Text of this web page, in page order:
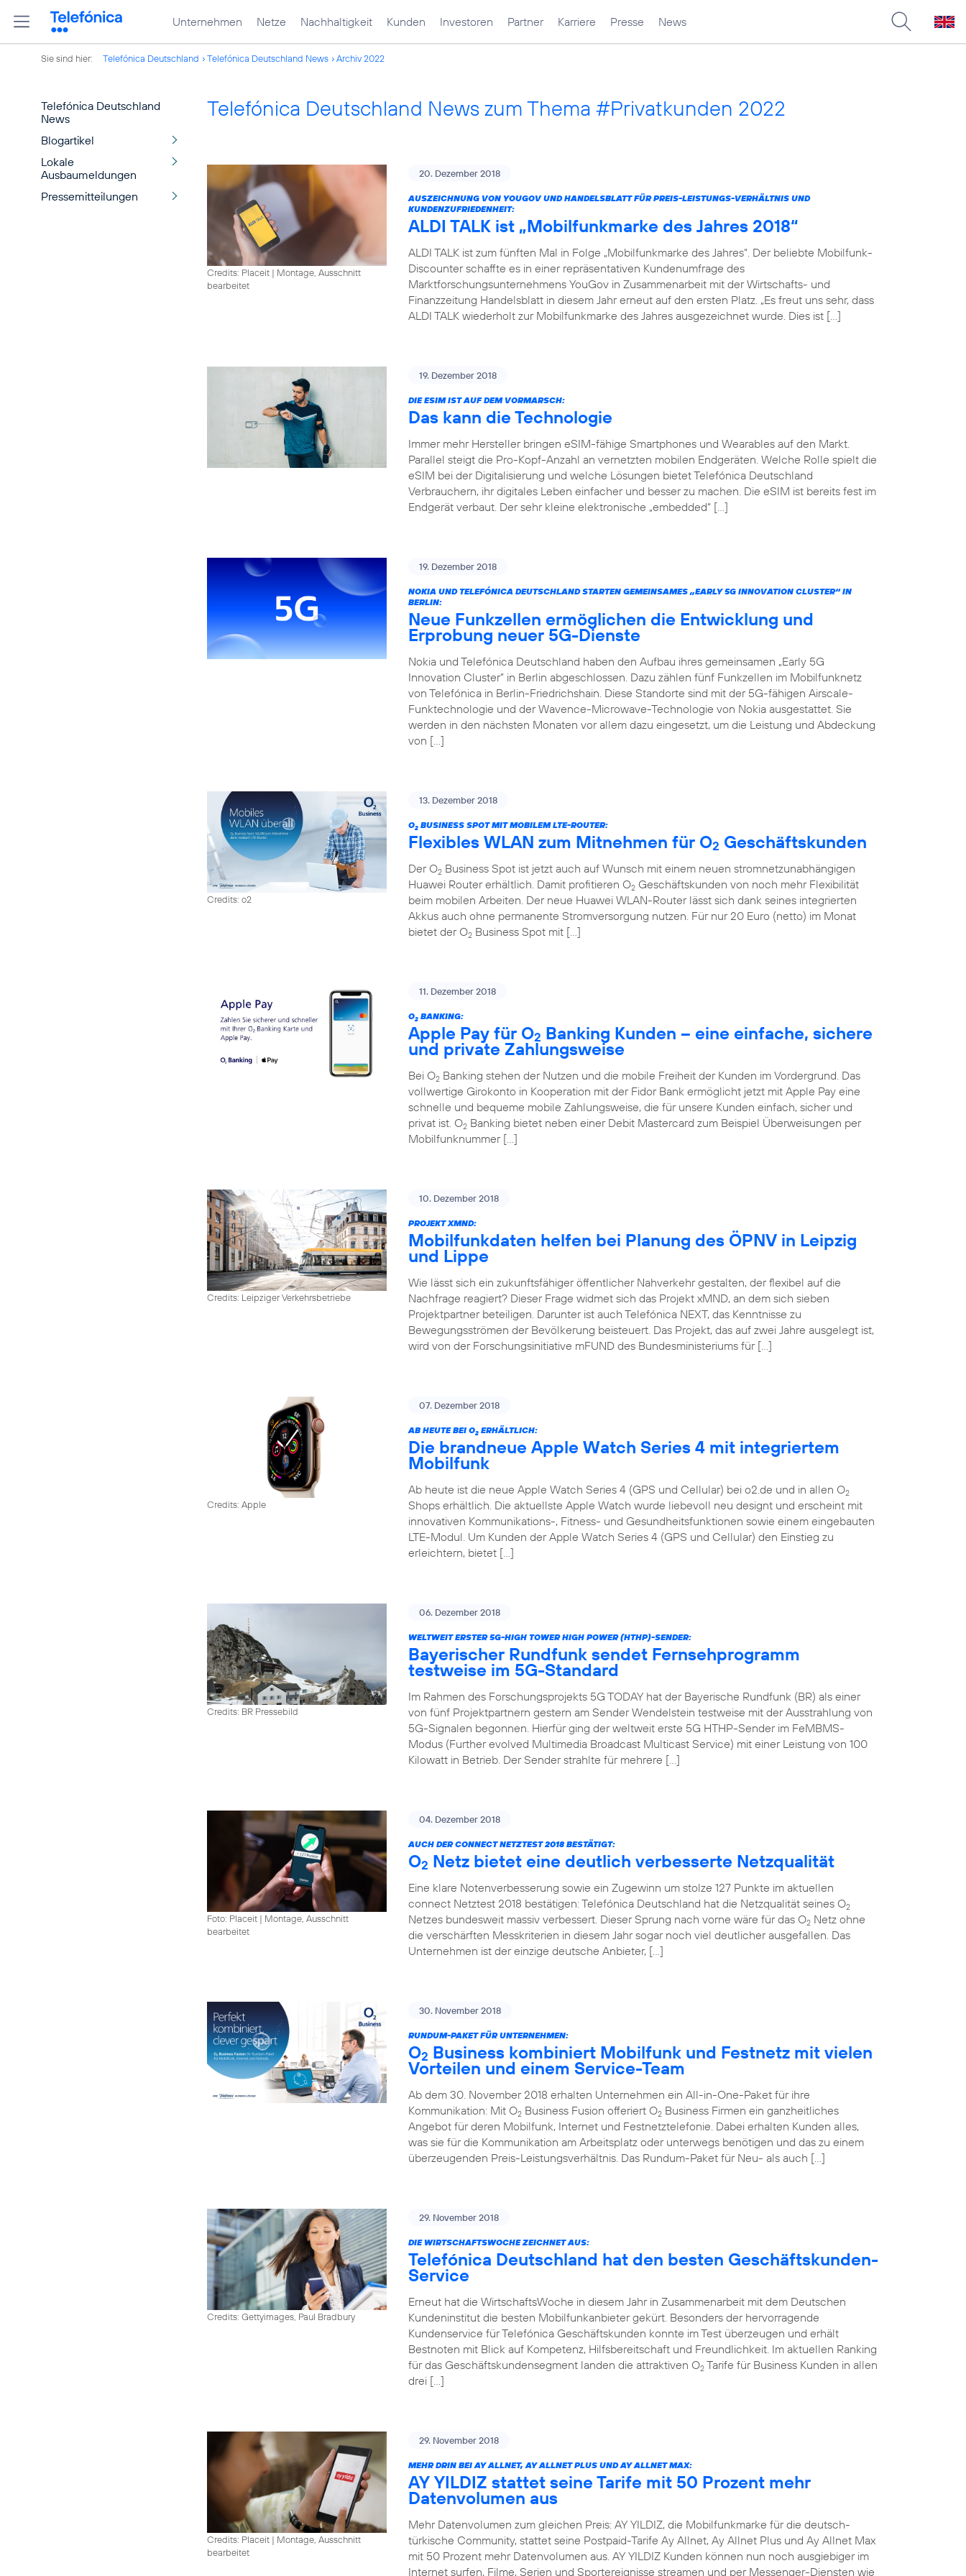
Unternehmen Netze Nachhaltigkeit Kunden Investoren Partner Karriere Presse News
Sie sind hier: Telefónica Deutschland Telefónica Deutschland News Archiv 2022
Telefónica Deutschland
News
Blogartikel
Lokale
Ausbaumeldungen
Pressemitteilungen
Telefónica Deutschland News zum Thema #Privatkunden 2022
Credits: Placeit | Montage, Ausschnitt
bearbeitet
20. Dezember 2018
AUSZEICHNUNG VON YOUGOV UND HANDELSBLATT FÜR PREIS-LEISTUNGS-VERHÄLTNIS UND
KUNDENZUFRIEDENHEIT:
ALDI TALK ist „Mobilfunkmarke des Jahres 2018“
ALDI TALK ist zum fünften Mal in Folge „Mobilfunkmarke des Jahres“. Der beliebte Mobilfunk-
Discounter schaffte es in einer repräsentativen Kundenumfrage des
Marktforschungsunternehmens YouGov in Zusammenarbeit mit der Wirtschafts- und
Finanzzeitung Handelsblatt in diesem Jahr erneut auf den ersten Platz. „Es freut uns sehr, dass
ALDI TALK wiederholt zur Mobilfunkmarke des Jahres ausgezeichnet wurde. Dies ist […]
19. Dezember 2018
DIE ESIM IST AUF DEM VORMARSCH:
Das kann die Technologie
Immer mehr Hersteller bringen eSIM-fähige Smartphones und Wearables auf den Markt.
Parallel steigt die Pro-Kopf-Anzahl an vernetzten mobilen Endgeräten. Welche Rolle spielt die
eSIM bei der Digitalisierung und welche Lösungen bietet Telefónica Deutschland
Verbrauchern, ihr digitales Leben einfacher und besser zu machen. Die eSIM ist bereits fest im
Endgerät verbaut. Der sehr kleine elektronische „embedded“ […]
19. Dezember 2018
NOKIA UND TELEFÓNICA DEUTSCHLAND STARTEN GEMEINSAMES „EARLY 5G INNOVATION CLUSTER“ IN
BERLIN:
Neue Funkzellen ermöglichen die Entwicklung und
Erprobung neuer 5G-Dienste
Nokia und Telefónica Deutschland haben den Aufbau ihres gemeinsamen „Early 5G
Innovation Cluster” in Berlin abgeschlossen. Dazu zählen fünf Funkzellen im Mobilfunknetz
von Telefónica in Berlin-Friedrichshain. Diese Standorte sind mit der 5G-fähigen Airscale-
Funktechnologie und der Wavence-Microwave-Technologie von Nokia ausgestattet. Sie
werden in den nächsten Monaten vor allem dazu eingesetzt, um die Leistung und Abdeckung
von […]
Credits: o2
13. Dezember 2018
O2 BUSINESS SPOT MIT MOBILEM LTE-ROUTER:
Flexibles WLAN zum Mitnehmen für O2 Geschäftskunden
Der O2 Business Spot ist jetzt auch auf Wunsch mit einem neuen stromnetzunabhängigen
Huawei Router erhältlich. Damit profitieren O2 Geschäftskunden von noch mehr Flexibilität
beim mobilen Arbeiten. Der neue Huawei WLAN-Router lässt sich dank seines integrierten
Akkus auch ohne permanente Stromversorgung nutzen. Für nur 20 Euro (netto) im Monat
bietet der O2 Business Spot mit […]
11. Dezember 2018
O2 BANKING:
Apple Pay für O2 Banking Kunden – eine einfache, sichere
und private Zahlungsweise
Bei O2 Banking stehen der Nutzen und die mobile Freiheit der Kunden im Vordergrund. Das
vollwertige Girokonto in Kooperation mit der Fidor Bank ermöglicht jetzt mit Apple Pay eine
schnelle und bequeme mobile Zahlungsweise, die für unsere Kunden einfach, sicher und
privat ist. O2 Banking bietet neben einer Debit Mastercard zum Beispiel Überweisungen per
Mobilfunknummer […]
Credits: Leipziger Verkehrsbetriebe
10. Dezember 2018
PROJEKT XMND:
Mobilfunkdaten helfen bei Planung des ÖPNV in Leipzig
und Lippe
Wie lässt sich ein zukunftsfähiger öffentlicher Nahverkehr gestalten, der flexibel auf die
Nachfrage reagiert? Dieser Frage widmet sich das Projekt xMND, an dem sich sieben
Projektpartner beteiligen. Darunter ist auch Telefónica NEXT, das Kenntnisse zu
Bewegungsströmen der Bevölkerung beisteuert. Das Projekt, das auf zwei Jahre ausgelegt ist,
wird von der Forschungsinitiative mFUND des Bundesministeriums für […]
Credits: Apple
07. Dezember 2018
AB HEUTE BEI O2 ERHÄLTLICH:
Die brandneue Apple Watch Series 4 mit integriertem
Mobilfunk
Ab heute ist die neue Apple Watch Series 4 (GPS und Cellular) bei o2.de und in allen O2
Shops erhältlich. Die aktuellste Apple Watch wurde liebevoll neu designt und erscheint mit
innovativen Kommunikations-, Fitness- und Gesundheitsfunktionen sowie einem eingebauten
LTE-Modul. Um Kunden der Apple Watch Series 4 (GPS und Cellular) den Einstieg zu
erleichtern, bietet […]
Credits: BR Pressebild
06. Dezember 2018
WELTWEIT ERSTER 5G-HIGH TOWER HIGH POWER (HTHP)-SENDER:
Bayerischer Rundfunk sendet Fernsehprogramm
testweise im 5G-Standard
Im Rahmen des Forschungsprojekts 5G TODAY hat der Bayerische Rundfunk (BR) als einer
von fünf Projektpartnern gestern am Sender Wendelstein testweise mit der Ausstrahlung von
5G-Signalen begonnen. Hierfür ging der weltweit erste 5G HTHP-Sender im FeMBMS-
Modus (Further evolved Multimedia Broadcast Multicast Service) mit einer Leistung von 100
Kilowatt in Betrieb. Der Sender strahlte für mehrere […]
Foto: Placeit | Montage, Ausschnitt
bearbeitet
04. Dezember 2018
AUCH DER CONNECT NETZTEST 2018 BESTÄTIGT:
O2 Netz bietet eine deutlich verbesserte Netzqualität
Eine klare Notenverbesserung sowie ein Zugewinn um stolze 127 Punkte im aktuellen
connect Netztest 2018 bestätigen: Telefónica Deutschland hat die Netzqualität seines O2
Netzes bundesweit massiv verbessert. Dieser Sprung nach vorne wäre für das O2 Netz ohne
die verschärften Messkriterien in diesem Jahr sogar noch viel deutlicher ausgefallen. Das
Unternehmen ist der einzige deutsche Anbieter, […]
30. November 2018
RUNDUM-PAKET FÜR UNTERNEHMEN:
O2 Business kombiniert Mobilfunk und Festnetz mit vielen
Vorteilen und einem Service-Team
Ab dem 30. November 2018 erhalten Unternehmen ein All-in-One-Paket für ihre
Kommunikation: Mit O2 Business Fusion offeriert O2 Business Firmen ein ganzheitliches
Angebot für deren Mobilfunk, Internet und Festnetztelefonie. Dabei erhalten Kunden alles,
was sie für die Kommunikation am Arbeitsplatz oder unterwegs benötigen und das zu einem
überzeugenden Preis-Leistungsverhältnis. Das Rundum-Paket für Neu- als auch […]
Credits: Gettyimages, Paul Bradbury
29. November 2018
DIE WIRTSCHAFTSWOCHE ZEICHNET AUS:
Telefónica Deutschland hat den besten Geschäftskunden-
Service
Erneut hat die WirtschaftsWoche in diesem Jahr in Zusammenarbeit mit dem Deutschen
Kundeninstitut die besten Mobilfunkanbieter gekürt. Besonders der hervorragende
Kundenservice für Telefónica Geschäftskunden konnte im Test überzeugen und erhält
Bestnoten mit Blick auf Kompetenz, Hilfsbereitschaft und Freundlichkeit. Im aktuellen Ranking
für das Geschäftskundensegment landen die attraktiven O2 Tarife für Business Kunden in allen
drei […]
Credits: Placeit | Montage, Ausschnitt
bearbeitet
29. November 2018
MEHR DRIN BEI AY ALLNET, AY ALLNET PLUS UND AY ALLNET MAX:
AY YILDIZ stattet seine Tarife mit 50 Prozent mehr
Datenvolumen aus
Mehr Datenvolumen zum gleichen Preis: AY YILDIZ, die Mobilfunkmarke für die deutsch-
türkische Community, stattet seine Postpaid-Tarife Ay Allnet, Ay Allnet Plus und Ay Allnet Max
mit 50 Prozent mehr Datenvolumen aus. AY YILDIZ Kunden können nun noch ausgiebiger im
Internet surfen, Filme, Serien und Sportereignisse streamen und per Messenger-Diensten wie